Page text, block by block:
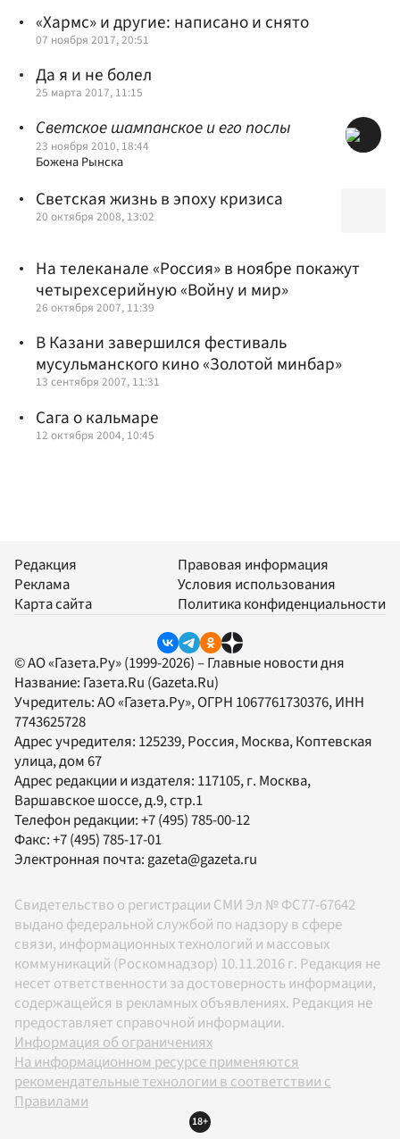
«Хармс» и другие: написано и снято
07 ноября 2017, 20:51
Да я и не болел
25 марта 2017, 11:15
Светское шампанское и его послы
23 ноября 2010, 18:44
Божена Рынска
Светская жизнь в эпоху кризиса
20 октября 2008, 13:02
На телеканале «Россия» в ноябре покажут
четырехсерийную «Войну и мир»
26 октября 2007, 11:39
В Казани завершился фестиваль
мусульманского кино «Золотой минбар»
13 сентября 2007, 11:31
Сага о кальмаре
12 октября 2004, 10:45
Редакция
Реклама
Карта сайта
Правовая информация
Условия использования
Политика конфиденциальности
© АО «Газета.Ру» (1999-2026) – Главные новости дня
Название: Газета.Ru (Gazeta.Ru)
Учредитель:АО «Газета.Ру», ОГРН 1067761730376, ИНН
7743625728
Адрес учредителя: 125239, Россия, Москва, Коптевская
улица, дом 67
Адрес редакции и издателя: 117105, г. Москва,
Варшавское шоссе, д.9, стр.1
Телефон редакции:+7 (495) 785-00-12
Факс:+7 (495) 785-17-01
Электронная почта:gazeta@gazeta.ru
Свидетельство о регистрации СМИ Эл № ФС77-67642
выдано федеральной службой по надзору в сфере
связи, информационных технологий и массовых
коммуникаций (Роскомнадзор) 10.11.2016 г. Редакция не
несет ответственности за достоверность информации,
содержащейся в рекламных объявлениях. Редакция не
предоставляет справочной информации.
Информация об ограничениях
На информационном ресурсе применяются
рекомендательные технологии в соответствии с
Правилами
18+